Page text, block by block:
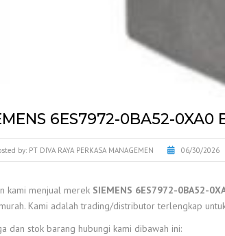
6ES7972-0BA52-0XA0
by: PT DIVA RAYA PERKASA MANAGEMEN 06/30/2026
kami menjual merek SIEMENS 6ES7972-0BA52-
Kami adalah trading/distributor terlengkap
dan stok barang hubungi kami dibawah ini: